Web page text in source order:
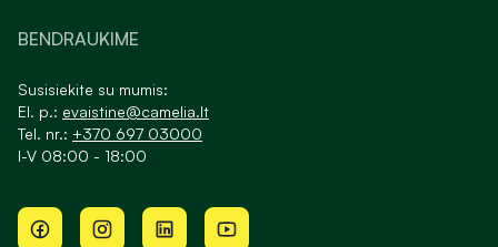
BENDRAUKIME
Susisiekite su mumis:
El. p.: evaistine@camelia.lt
Tel. nr.: +370 697 03000
I-V 08:00 - 18:00